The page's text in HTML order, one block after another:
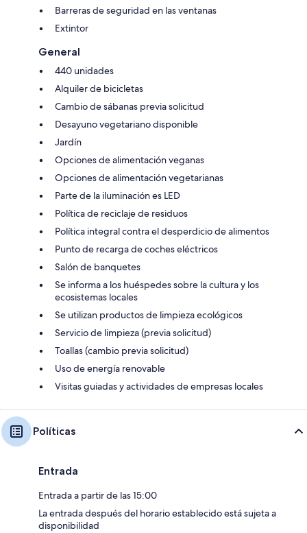
Barreras de seguridad en las ventanas
Extintor
General
440 unidades
Alquiler de bicicletas
Cambio de sábanas previa solicitud
Desayuno vegetariano disponible
Jardín
Opciones de alimentación veganas
Opciones de alimentación vegetarianas
Parte de la iluminación es LED
Política de reciclaje de residuos
Política integral contra el desperdicio de alimentos
Punto de recarga de coches eléctricos
Salón de banquetes
Se informa a los huéspedes sobre la cultura y los
ecosistemas locales
Se utilizan productos de limpieza ecológicos
Servicio de limpieza (previa solicitud)
Toallas (cambio previa solicitud)
Uso de energía renovable
Visitas guiadas y actividades de empresas locales
Políticas
Entrada
Entrada a partir de las 15:00
La entrada después del horario establecido está sujeta a
disponibilidad